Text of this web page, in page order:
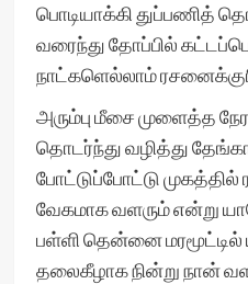
பொடியாக்கி துப்பணித்
வரைந்து தோப்பில்
நாட்களெல்லாம்
அரும்பு மீசை முளைத்த
தொடர்ந்து வழித்து
போட்டுப்போட்டு
வேகமாக வளரும் என்று
பள்ளி தென்னை மரமூட்டில்
தலைகீழாக நின்று நான்